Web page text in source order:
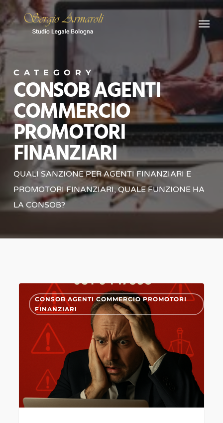
to
main
content
Menu
CATEGORY
CONSOB AGENTI
COMMERCIO
PROMOTORI
FINANZIARI
QUALI SANZIONE PER AGENTI FINANZIARI E
PROMOTORI FINANZIARI, QUALE FUNZIONE HA
LA CONSOB?
PROMOTORI
CONSULENTI
FINANZIARI
MODIFICA
ILLEGALE
CONSOB AGENTI COMMERCIO PROMOTORI
FINANZIARI
0